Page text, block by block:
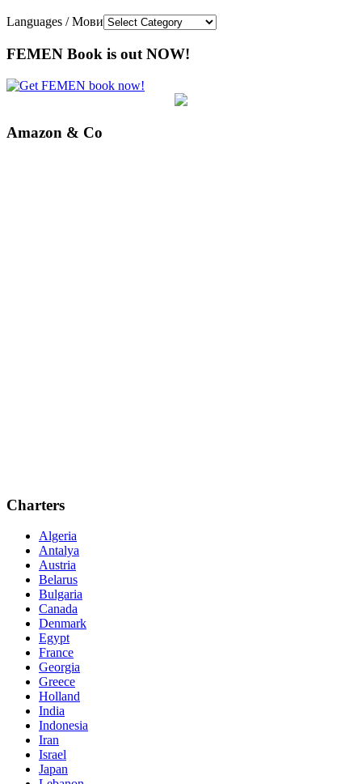
Languages / Мови
FEMEN Book is out NOW!
Amazon & Co
Charters
Algeria
Antalya
Austria
Belarus
Bulgaria
Canada
Denmark
Egypt
France
Georgia
Greece
Holland
India
Indonesia
Iran
Israel
Japan